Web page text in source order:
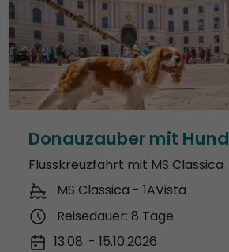
Donauzauber mit Hund
Flusskreuzfahrt mit MS Classica
MS Classica - 1AVista
Reisedauer: 8 Tage
13.08. - 15.10.2026